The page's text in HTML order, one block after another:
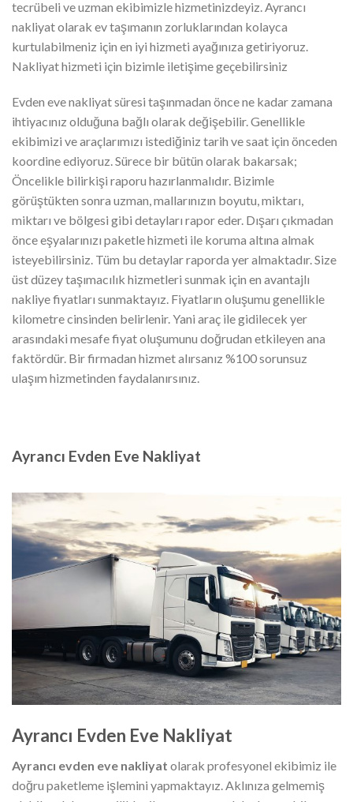
tecrübeli ve uzman ekibimizle hizmetinizdeyiz. Ayrancı
nakliyat olarak ev taşımanın zorluklarından kolayca
kurtulabilmeniz için en iyi hizmeti ayağınıza getiriyoruz.
Nakliyat hizmeti için bizimle iletişime geçebilirsiniz
Evden eve nakliyat süresi taşınmadan önce ne kadar zamana
ihtiyacınız olduğuna bağlı olarak değişebilir. Genellikle
ekibimizi ve araçlarımızı istediğiniz tarih ve saat için önceden
koordine ediyoruz. Sürece bir bütün olarak bakarsak;
Öncelikle bilirkişi raporu hazırlanmalıdır. Bizimle
görüştükten sonra uzman, mallarınızın boyutu, miktarı,
miktarı ve bölgesi gibi detayları rapor eder. Dışarı çıkmadan
önce eşyalarınızı paketle hizmeti ile koruma altına almak
isteyebilirsiniz. Tüm bu detaylar raporda yer almaktadır. Size
üst düzey taşımacılık hizmetleri sunmak için en avantajlı
nakliye fiyatları sunmaktayız. Fiyatların oluşumu genellikle
kilometre cinsinden belirlenir. Yani araç ile gidilecek yer
arasındaki mesafe fiyat oluşumunu doğrudan etkileyen ana
faktördür. Bir firmadan hizmet alırsanız %100 sorunsuz
ulaşım hizmetinden faydalanırsınız.
Ayrancı Evden Eve Nakliyat
Ayrancı Evden Eve Nakliyat
Ayrancı evden eve nakliyat olarak profesyonel ekibimiz ile
doğru paketleme işlemini yapmaktayız. Aklınıza gelmemiş